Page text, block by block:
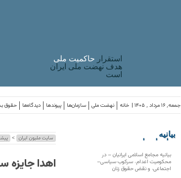
استقرار حاکميت ملی
هدف نهضت ملی ایران
است
حقوق دیدگاه‌ها پیوندها سازمان‌ها نهضت ملی خانه جمعه, ۱۶ مرداد , ۱۴۰۵ |
سایت ملیون ایران >
اهدا جایزه
بیانیه
سازمان‌های
بیانیه مجامع اسلامی ایرانیان – در
محکومیت اعدام، سرکوب سیاسی–
اجتماعی، و نقض حقوق زنان